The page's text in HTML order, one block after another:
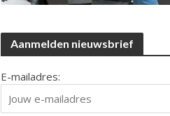
Aanmelden nieuwsbrief
E-mailadres: